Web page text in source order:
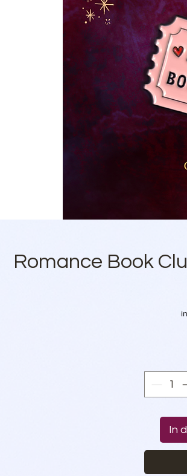
Romance Book
In